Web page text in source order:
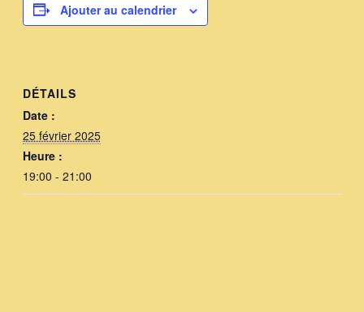
Ajouter au calendrier
DÉTAILS
Date :
25 février 2025
Heure :
19:00 - 21:00